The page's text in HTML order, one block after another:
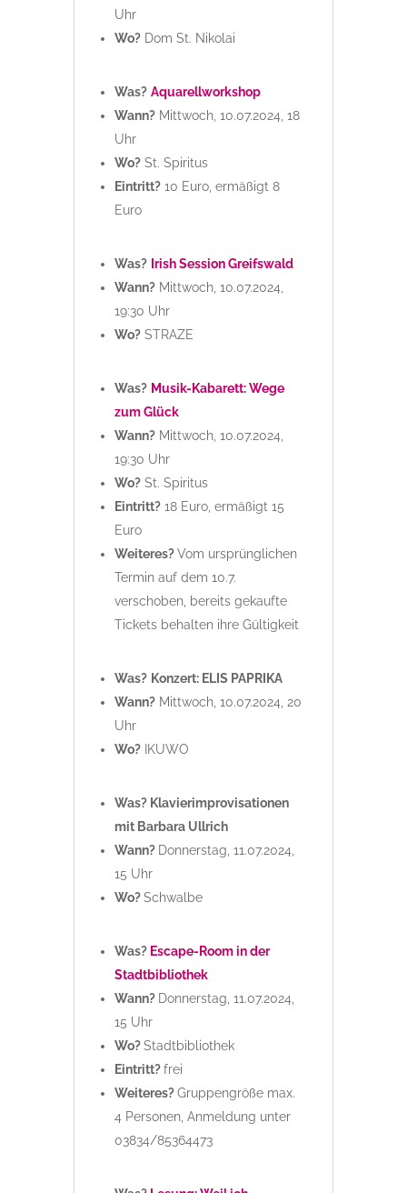
Uhr
Wo?Dom St. Nikolai
Was? Aquarellworkshop
Wann?Mittwoch, 10.07.2024, 18
Uhr
Wo?St. Spiritus
Eintritt?10 Euro, ermäßigt 8
Euro
Was? Irish Session Greifswald
Wann?Mittwoch, 10.07.2024,
19:30 Uhr
Wo?STRAZE
Was? Musik-Kabarett: Wege
zum Glück
Wann?Mittwoch, 10.07.2024,
19:30 Uhr
Wo?St. Spiritus
Eintritt?18 Euro, ermäßigt 15
Euro
Weiteres?Vom ursprünglichen
Termin auf dem 10.7.
verschoben, bereits gekaufte
Tickets behalten ihre Gültigkeit
Was? Konzert: ELIS PAPRIKA
Wann?Mittwoch, 10.07.2024, 20
Uhr
Wo?IKUWO
Was? Klavierimprovisationen
mit Barbara Ullrich
Wann? Donnerstag, 11.07.2024,
15 Uhr
Wo?Schwalbe
Was? Escape-Room in der
Stadtbibliothek
Wann? Donnerstag, 11.07.2024,
15 Uhr
Wo?Stadtbibliothek
Eintritt?frei
Weiteres?Gruppengröße max.
4 Personen, Anmeldung unter
03834/85364473